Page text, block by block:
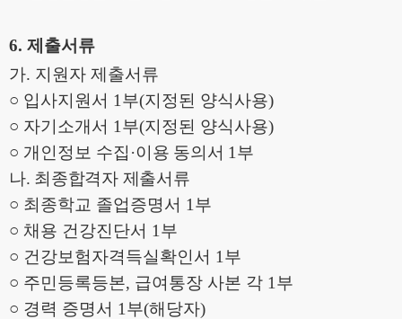
6. 제출서류
가. 지원자 제출서류
○ 입사지원서 1 부(지정된 양식사용)
○ 자기소개서 1 부(지정된 양식사용)
○ 개인정보 수집 ·이용 동의서 1 부
나. 최종합격자 제출서류
○ 최종학교 졸업증명서 1 부
○ 채용 건강진단서 1 부
○ 건강보험자격득실확인서 1 부
○ 주민등록등본, 급여통장 사본 각 1 부
○ 경력 증명서 1 부(해당자)